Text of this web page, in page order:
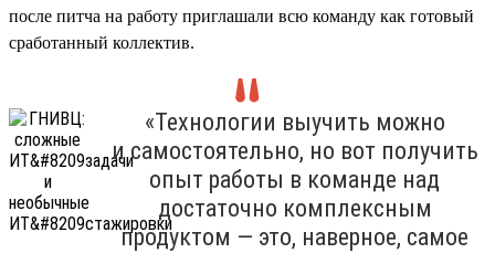
после питча на работу приглашали всю команду как готовый
сработанный коллектив.
«Технологии выучить можно
и самостоятельно, но вот получить
опыт работы в команде над
достаточно комплексным
продуктом — это, наверное, самое